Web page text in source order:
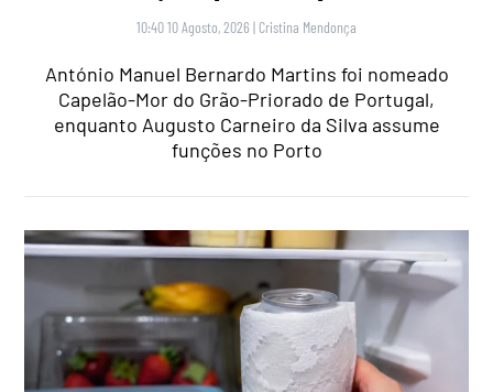
10:40 10 Agosto, 2026 | Cristina Mendonça
António Manuel Bernardo Martins foi nomeado
Capelão-Mor do Grão-Priorado de Portugal,
enquanto Augusto Carneiro da Silva assume
funções no Porto